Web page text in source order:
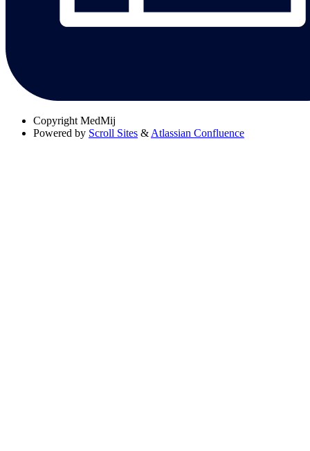
Copyright MedMij
Powered by Scroll Sites & Atlassian Confluence